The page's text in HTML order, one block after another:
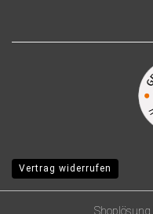
Vertrag widerrufen
Shoplösung